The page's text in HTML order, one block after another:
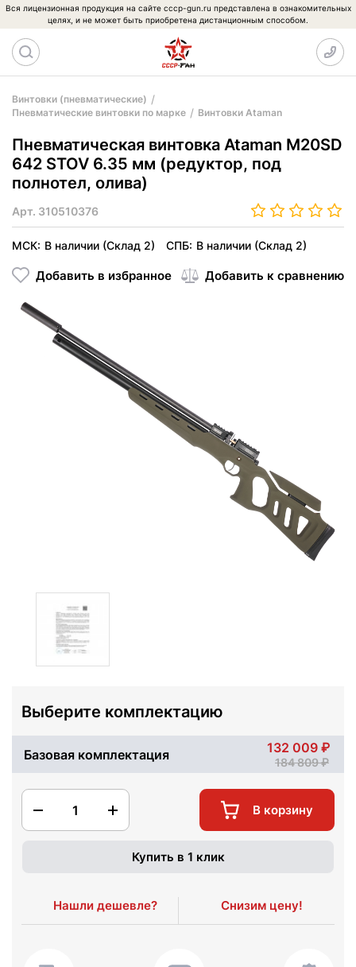
Вся лицензионная продукция на сайте cccp-gun.ru представлена в ознакомительных
целях, и не может быть приобретена дистанционным способом.
Винтовки (пневматические)
Пневматические винтовки по марке
Винтовки Ataman
Пневматическая винтовка Ataman M20SD
642 STOV 6.35 мм (редуктор, под
полнотел, олива)
Арт. 310510376
МСК: В наличии (Склад 2) СПБ: В наличии (Склад 2)
Добавить в избранное Добавить к сравнению
Выберите комплектацию
Базовая комплектация 132 009
184 809
1 В корзину
Купить в 1 клик
Нашли дешевле? Снизим цену!